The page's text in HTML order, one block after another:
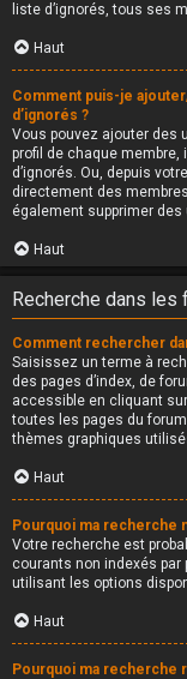
liste d’ignorés, tous ses
Haut
Comment puis-je
d’ignorés ?
Vous pouvez ajouter des
profil de chaque membre,
d’ignorés. Ou, depuis
directement des
également supprimer
Haut
Recherche dans les
Comment rechercher
Saisissez un terme à
des pages d’index, de
accessible en cliquant
toutes les pages du
thèmes graphiques
Haut
Pourquoi ma recherche
Votre recherche est
courants non indexés par
utilisant les options
Haut
Pourquoi ma recherche